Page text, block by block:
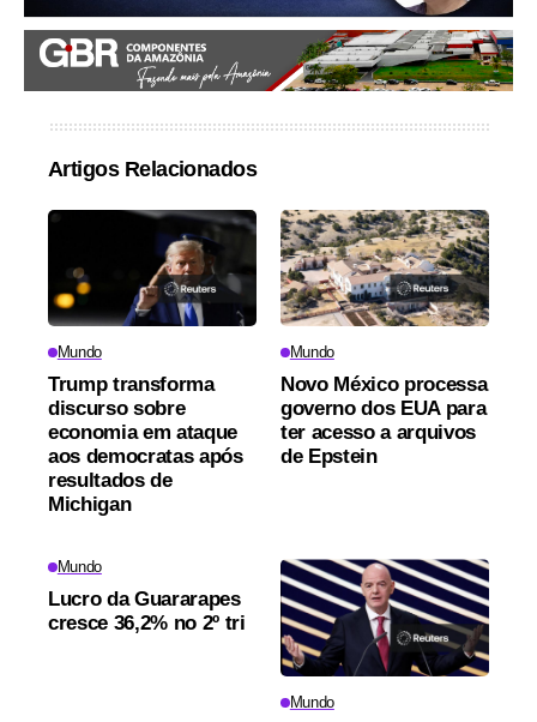
Artigos Relacionados
Mundo
Trump transforma
discurso sobre
economia em ataque
aos democratas após
resultados de
Michigan
Mundo
Novo México processa
governo dos EUA para
ter acesso a arquivos
de Epstein
Mundo
Lucro da Guararapes
cresce 36,2% no 2º tri
Mundo